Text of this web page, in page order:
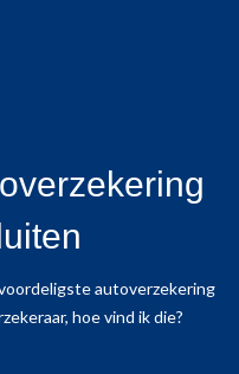
autoverzekering
hoe vind ik die?